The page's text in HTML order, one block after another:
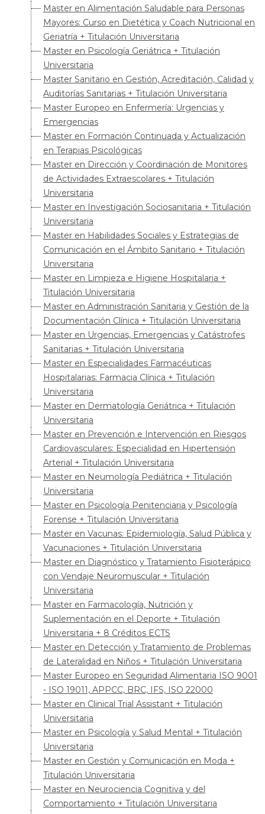
Master en Alimentación Saludable para Personas
Mayores: Curso en Dietética y Coach Nutricional en
Geriatría + Titulación Universitaria
Master en Psicología Geriátrica + Titulación
Universitaria
Master Sanitario en Gestión, Acreditación, Calidad y
Auditorías Sanitarias + Titulación Universitaria
Master Europeo en Enfermería: Urgencias y
Emergencias
Master en Formación Continuada y Actualización
en Terapias Psicológicas
Master en Dirección y Coordinación de Monitores
de Actividades Extraescolares + Titulación
Universitaria
Master en Investigación Sociosanitaria + Titulación
Universitaria
Master en Habilidades Sociales y Estrategias de
Comunicación en el Ámbito Sanitario + Titulación
Universitaria
Master en Limpieza e Higiene Hospitalaria +
Titulación Universitaria
Master en Administración Sanitaria y Gestión de la
Documentación Clínica + Titulación Universitaria
Master en Urgencias, Emergencias y Catástrofes
Sanitarias + Titulación Universitaria
Master en Especialidades Farmacéuticas
Hospitalarias: Farmacia Clínica + Titulación
Universitaria
Master en Dermatología Geriátrica + Titulación
Universitaria
Master en Prevención e Intervención en Riesgos
Cardiovasculares: Especialidad en Hipertensión
Arterial + Titulación Universitaria
Master en Neumología Pediátrica + Titulación
Universitaria
Master en Psicología Penitenciaria y Psicología
Forense + Titulación Universitaria
Master en Vacunas: Epidemiología, Salud Pública y
Vacunaciones + Titulación Universitaria
Master en Diagnóstico y Tratamiento Fisioterápico
con Vendaje Neuromuscular + Titulación
Universitaria
Master en Farmacología, Nutrición y
Suplementación en el Deporte + Titulación
Universitaria + 8 Créditos ECTS
Master en Detección y Tratamiento de Problemas
de Lateralidad en Niños + Titulación Universitaria
Master Europeo en Seguridad Alimentaria ISO 9001
- ISO 19011, APPCC, BRC, IFS, ISO 22000
Master en Clinical Trial Assistant + Titulación
Universitaria
Master en Psicología y Salud Mental + Titulación
Universitaria
Master en Gestión y Comunicación en Moda +
Titulación Universitaria
Master en Neurociencia Cognitiva y del
Comportamiento + Titulación Universitaria